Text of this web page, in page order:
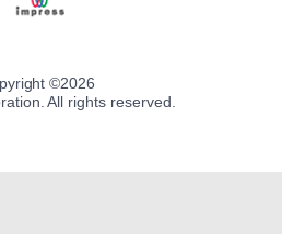
©2026
All rights reserved.